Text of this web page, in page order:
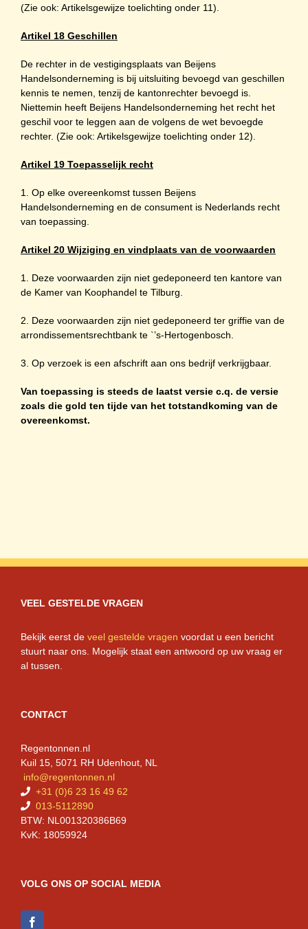
(Zie ook: Artikelsgewijze toelichting onder 11).
Artikel 18 Geschillen
De rechter in de vestigingsplaats van Beijens
Handelsonderneming is bij uitsluiting bevoegd van geschillen
kennis te nemen, tenzij de kantonrechter bevoegd is.
Niettemin heeft Beijens Handelsonderneming het recht het
geschil voor te leggen aan de volgens de wet bevoegde
rechter. (Zie ook: Artikelsgewijze toelichting onder 12).
Artikel 19 Toepasselijk recht
1. Op elke overeenkomst tussen Beijens
Handelsonderneming en de consument is Nederlands recht
van toepassing.
Artikel 20 Wijziging en vindplaats van de voorwaarden
1. Deze voorwaarden zijn niet gedeponeerd ten kantore van
de Kamer van Koophandel te Tilburg.
2. Deze voorwaarden zijn niet gedeponeerd ter griffie van de
arrondissementsrechtbank te `’s-Hertogenbosch.
3. Op verzoek is een afschrift aan ons bedrijf verkrijgbaar.
Van toepassing is steeds de laatst versie c.q. de versie
zoals die gold ten tijde van het totstandkoming van de
overeenkomst.
VEEL GESTELDE VRAGEN
Bekijk eerst de veel gestelde vragen voordat u een bericht
stuurt naar ons. Mogelijk staat een antwoord op uw vraag er
al tussen.
CONTACT
Regentonnen.nl
Kuil 15, 5071 RH Udenhout, NL
info@regentonnen.nl
+31 (0)6 23 16 49 62
013-5112890
BTW: NL001320386B69
KvK: 18059924
VOLG ONS OP SOCIAL MEDIA